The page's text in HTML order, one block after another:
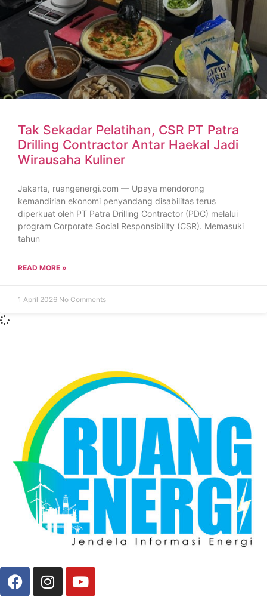
Tak Sekadar Pelatihan, CSR PT Patra
Drilling Contractor Antar Haekal Jadi
Wirausaha Kuliner
Jakarta, ruangenergi.com — Upaya mendorong
kemandirian ekonomi penyandang disabilitas terus
diperkuat oleh PT Patra Drilling Contractor (PDC) melalui
program Corporate Social Responsibility (CSR). Memasuki
tahun
READ MORE »
1 April 2026 No Comments